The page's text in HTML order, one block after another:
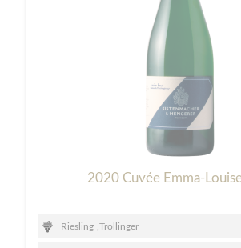
2020 Cuvée Emma-
Riesling Trollinger